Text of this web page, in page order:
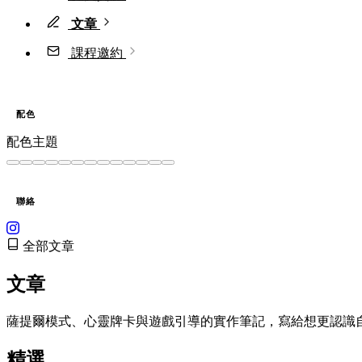
文章
課程邀約
配色
配色主題
聯絡
全部文章
文章
薩提爾模式、心靈牌卡與遊戲引導的實作筆記，寫給想更認識